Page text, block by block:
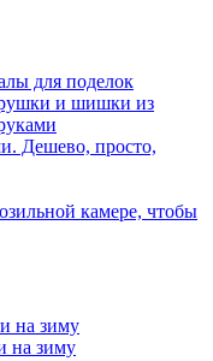
для поделок
и шишки из
Дешево, просто,
камере, чтобы
на зиму
на зиму